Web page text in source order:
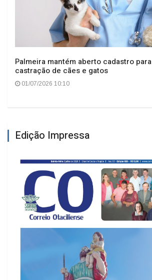
Palmeira mantém aberto cadastro
castração de cães e gatos
01/07/2026 10:10
Edição Impressa